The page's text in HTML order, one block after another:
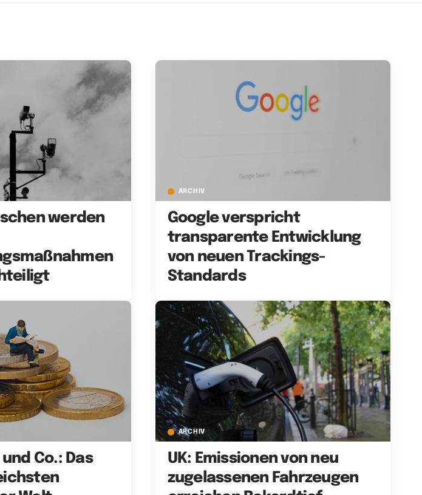
werden
ARCHIV
Google verspricht
transparente Entwicklung
von neuen Trackings-
Standards
Co.: Das
ARCHIV
UK: Emissionen von neu
zugelassenen Fahrzeugen